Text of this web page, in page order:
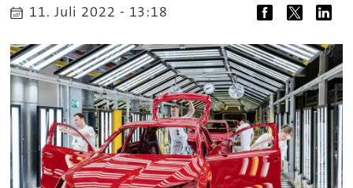
11. Juli 2022 - 13:18